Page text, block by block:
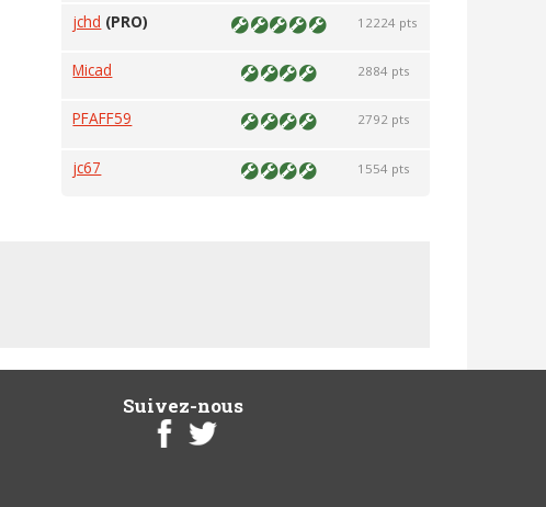
jchd (PRO) 12224 pts
Micad 2884 pts
PFAFF59 2792 pts
jc67 1554 pts
Suivez-nous